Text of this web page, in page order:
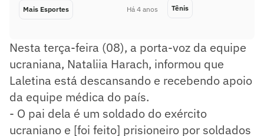
Mais Esportes Há 4 anos Tênis
Nesta terça-feira (08), a porta-voz da equipe
ucraniana, Nataliia Harach, informou que
Laletina está descansando e recebendo apoio
da equipe médica do país.
- O pai dela é um soldado do exército
ucraniano e [foi feito] prisioneiro por soldados